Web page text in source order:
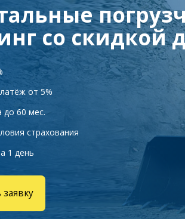
со скидкой
от 5%
до 60 мес.
страхования
1 день